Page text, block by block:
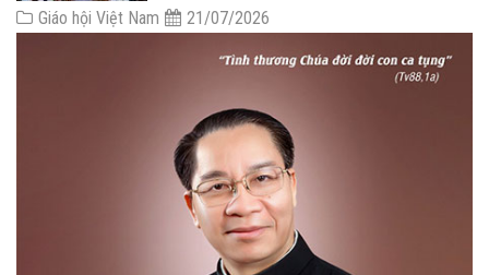
Giáo hội Việt Nam
21/07/2026